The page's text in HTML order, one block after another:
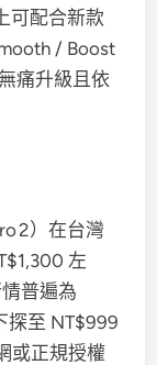
可配合新款
/ Boost
痛升級且依
2）在台灣
左
普遍為
探至 NT$999
或正規授權